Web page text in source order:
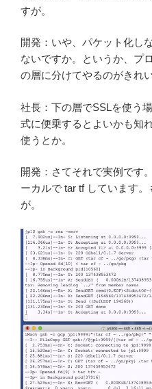
すが。
開発：いや、パケット化し
ないですか。というか、プ
の層に分けてやるのがきれ
社長：下の層でSSLを使う
式に便乗するとよいかも知
使うとか。
開発：さてそれで実例です
ーカルで tar tf しています
が。